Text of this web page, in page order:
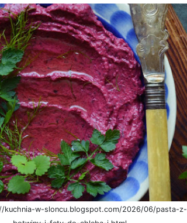
kuchnia-w-sloncu.blogspot.com/2026/06/pasta-z-